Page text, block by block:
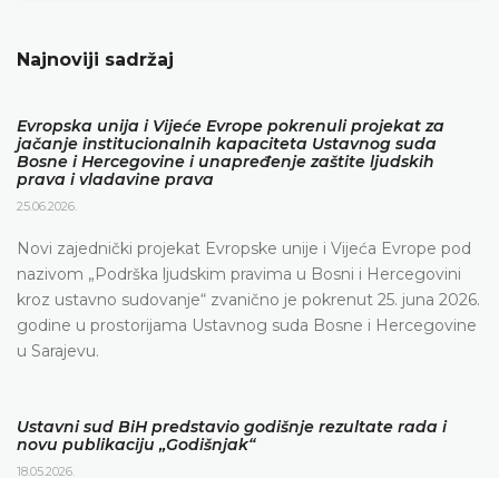
Najnoviji sadržaj
Evropska unija i Vijeće Evrope pokrenuli projekat za
jačanje institucionalnih kapaciteta Ustavnog suda
Bosne i Hercegovine i unapređenje zaštite ljudskih
prava i vladavine prava
25.06.2026.
Novi zajednički projekat Evropske unije i Vijeća Evrope pod
nazivom „Podrška ljudskim pravima u Bosni i Hercegovini
kroz ustavno sudovanje“ zvanično je pokrenut 25. juna 2026.
godine u prostorijama Ustavnog suda Bosne i Hercegovine
u Sarajevu.
Ustavni sud BiH predstavio godišnje rezultate rada i
novu publikaciju „Godišnjak“
18.05.2026.